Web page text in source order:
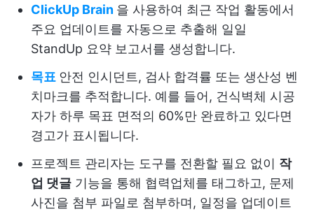
ClickUp Brain 을 사용하여 최근 작업 활동에서
주요 업데이트를 자동으로 추출해 일일
StandUp 요약 보고서를 생성합니다.
목표 안전 인시던트, 검사 합격률 또는 생산성 벤
치마크를 추적합니다. 예를 들어, 건식벽체 시공
자가 하루 목표 면적의 60%만 완료하고 있다면
경고가 표시됩니다.
프로젝트 관리자는 도구를 전환할 필요 없이 작
업 댓글 기능을 통해 협력업체를 태그하고, 문제
사진을 첨부 파일로 첨부하며, 일정을 업데이트